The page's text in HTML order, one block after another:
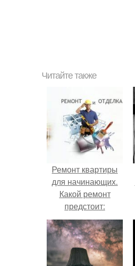
Читайте также
Ремонт квартиры
для начинающих.
Какой ремонт
предстоит:
косметический или
капитальный